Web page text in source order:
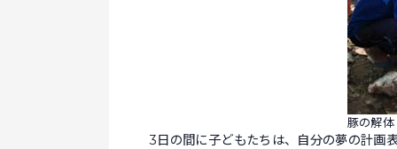
豚の解体
3日の間に子どもたちは、自分の夢の計画